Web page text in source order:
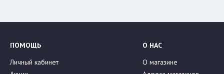
ПОМОЩЬ
Личный кабинет
О НАС
О магазине